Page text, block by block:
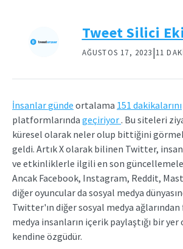
Tweet Silici
AĞUSTOS 17, 2023|11
İnsanlargünde ortalama 151 dakikalarını
platformlarında geçiriyor. Bu siteleri
küresel olarak neler olup bittiğini
geldi. Artık X olarak bilinen Twitter,
ve etkinliklerle ilgili en son
Ancak Facebook, Instagram, Reddit,
diğer oyuncular da sosyal medya
Twitter'ın diğer sosyal medya ağlarından
medya insanların içerik paylaştığı bir
kendine özgüdür.